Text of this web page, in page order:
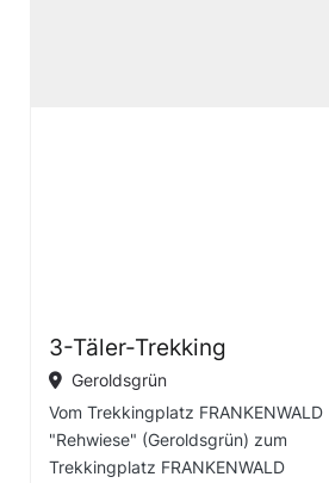
3-Täler-Trekking
Geroldsgrün
Vom Trekkingplatz FRANKENWALD
"Rehwiese" (Geroldsgrün) zum
Trekkingplatz FRANKENWALD